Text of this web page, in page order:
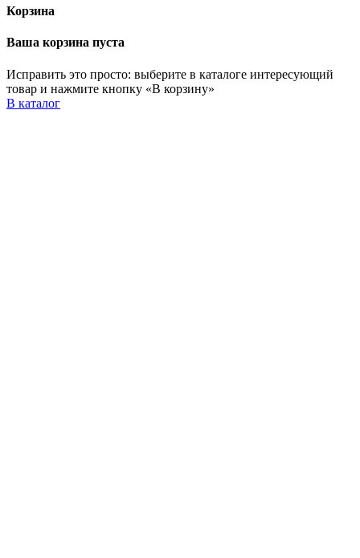
Корзина
Ваша корзина пуста
Исправить это просто: выберите в каталоге интересующий
товар и нажмите кнопку «В корзину»
В каталог